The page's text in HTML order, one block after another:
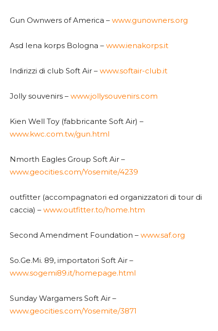
Gun Ownwers of America – www.gunowners.org
Asd Iena korps Bologna – www.ienakorps.it
Indirizzi di club Soft Air – www.softair-club.it
Jolly souvenirs – www.jollysouvenirs.com
Kien Well Toy (fabbricante Soft Air) –
www.kwc.com.tw/gun.html
Nmorth Eagles Group Soft Air –
www.geocities.com/Yosemite/4239
outfitter (accompagnatori ed organizzatori di tour di
caccia) – www.outfitter.to/home.htm
Second Amendment Foundation – www.saf.org
So.Ge.Mi. 89, importatori Soft Air –
www.sogemi89.it/homepage.html
Sunday Wargamers Soft Air –
www.geocities.com/Yosemite/3871